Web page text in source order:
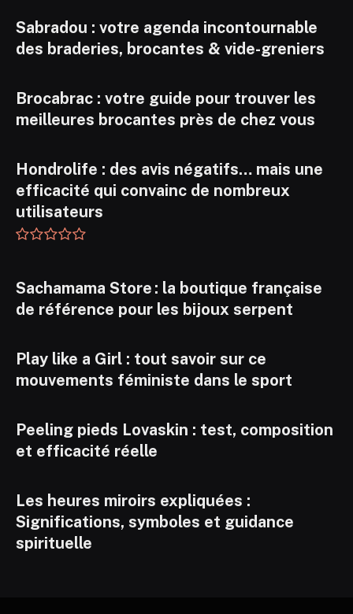
Sabradou : votre agenda incontournable
des braderies, brocantes & vide-greniers
Brocabrac : votre guide pour trouver les
meilleures brocantes près de chez vous
Hondrolife : des avis négatifs… mais une
efficacité qui convainc de nombreux
utilisateurs
Sachamama Store : la boutique française
de référence pour les bijoux serpent
Play like a Girl : tout savoir sur ce
mouvements féministe dans le sport
Peeling pieds Lovaskin : test, composition
et efficacité réelle
Les heures miroirs expliquées :
Significations, symboles et guidance
spirituelle